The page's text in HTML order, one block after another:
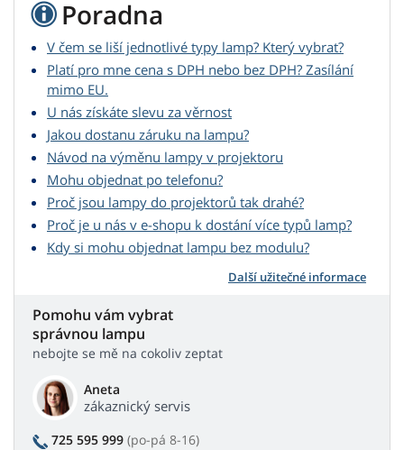
Poradna
V čem se liší jednotlivé typy lamp? Který vybrat?
Platí pro mne cena s DPH nebo bez DPH? Zasílání
mimo EU.
U nás získáte slevu za věrnost
Jakou dostanu záruku na lampu?
Návod na výměnu lampy v projektoru
Mohu objednat po telefonu?
Proč jsou lampy do projektorů tak drahé?
Proč je u nás v e-shopu k dostání více typů lamp?
Kdy si mohu objednat lampu bez modulu?
Další užitečné informace
Pomohu vám vybrat
správnou lampu
nebojte se mě na cokoliv zeptat
Aneta
zákaznický servis
725 595 999 (po-pá 8-16)